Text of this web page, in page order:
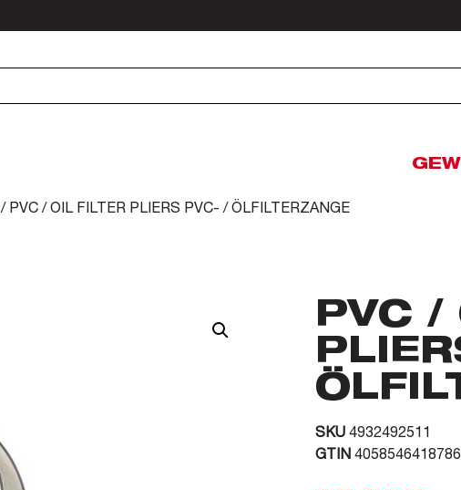
/ PVC / OIL FILTER PLIERS PVC- / ÖLFILTERZANGE
PVC /
SKU 4932492511
GTIN 4058546418786